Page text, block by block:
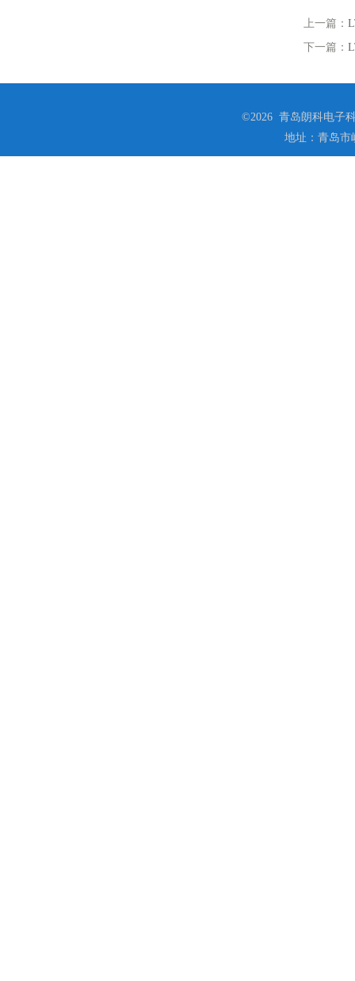
上一篇：
下一篇：
©2026 青岛朗科电子
地址：青岛市